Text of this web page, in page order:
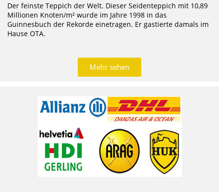
Der feinste Teppich der Welt. Dieser Seidenteppich mit 10,89
Millionen Knoten/m² wurde im Jahre 1998 in das
Guinnesbuch der Rekorde einetragen. Er gastierte damals im
Hause OTA.
Mehr sehen